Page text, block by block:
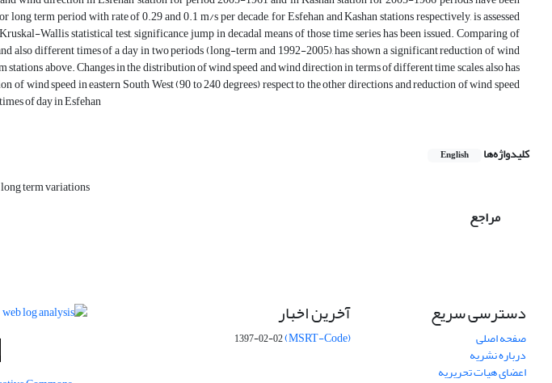
term period with rate of 0.29 and 0.1 m/s per decade, for Esfehan and Kashan stations respectively, is assessed
Wallis statistical test, significance jump in decadal means of those time series has been issued. Comparing of
also different times of a day in two periods (long-term and 1992-2005), has shown a significant reduction of wind
above. Changes in the distribution of wind speed and wind direction in terms of different time scales, also has
of wind speed in eastern South West (90 to 240 degrees) respect to the other directions and reduction of wind speed
of day in Esfehan
کلیدواژه‌ها English
long term variations
مراجع
دسترسی سریع
صفحه اصلی
درباره نشریه
اعضای هیات تحریریه
آخرین اخبار
(MSRT-Code)
1397-02-02